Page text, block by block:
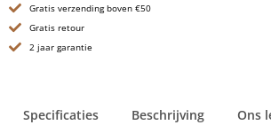
Rugzak
-
15
Gratis verzending boven €50
Gratis retour
2 jaar garantie
Specificaties Beschrijving Ons